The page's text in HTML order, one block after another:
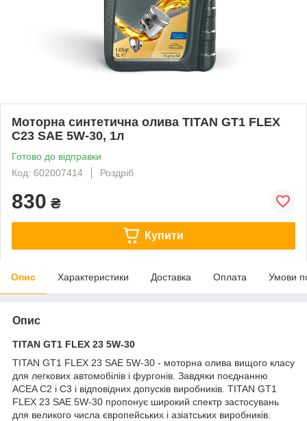
Моторна синтетична олива TITAN GT1 FLEX
C23 SAE 5W-30, 1л
Готово до відправки
Код: 602007414
Роздріб
830 ₴
Купити
Опис Характеристики Доставка Оплата Умови
Опис
TITAN GT1 FLEX 23 5W-30
TITAN GT1 FLEX 23 SAE 5W-30 - моторна олива вищого класу
для легкових автомобілів і фургонів. Завдяки поєднанню
ACEA C2 і C3 і відповідних допусків виробників. TITAN GT1
FLEX 23 SAE 5W-30 пропонує широкий спектр застосувань
для великого числа європейських і азіатських виробників.